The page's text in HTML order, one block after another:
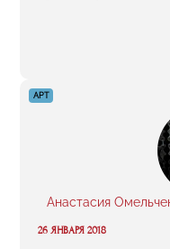
и
концертах, мы
время обучения».
АРТ
Анастасия
26 ЯНВАРЯ 2018